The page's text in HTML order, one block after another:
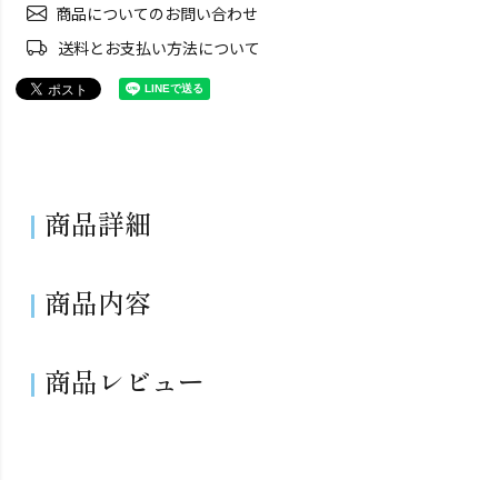
商品についてのお問い合わせ
送料とお支払い方法について
商品詳細
商品内容
商品レビュー